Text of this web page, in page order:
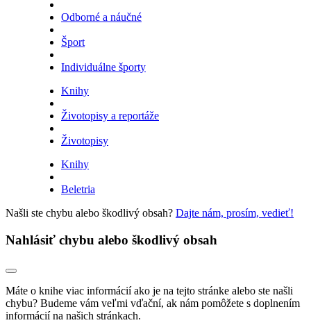
Odborné a náučné
Šport
Individuálne športy
Knihy
Životopisy a reportáže
Životopisy
Knihy
Beletria
Našli ste chybu alebo škodlivý obsah? Dajte nám, prosím, vedieť!
Nahlásiť chybu alebo škodlivý obsah
Máte o knihe viac informácií ako je na tejto stránke alebo ste našli
chybu? Budeme vám veľmi vďační, ak nám pomôžete s doplnením
informácií na našich stránkach.